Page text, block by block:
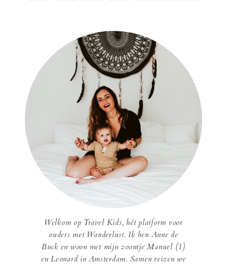
Welkom op Travel Kids, hét platform voor
ouders met Wanderlust. Ik ben Anne de
Buck en woon met mijn zoontje Manuel (1)
en Leonard in Amsterdam. Samen reizen we